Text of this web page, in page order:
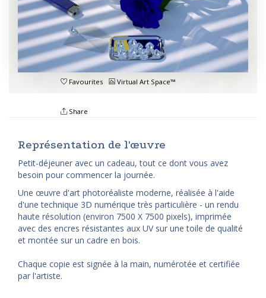
Favourites Virtual Art Space™
Share
Représentation de l'œuvre
Petit-déjeuner avec un cadeau, tout ce dont vous avez
besoin pour commencer la journée.
Une œuvre d'art photoréaliste moderne, réalisée à l'aide
d'une technique 3D numérique très particulière - un rendu
haute résolution (environ 7500 X 7500 pixels), imprimée
avec des encres résistantes aux UV sur une toile de qualité
et montée sur un cadre en bois.
Chaque copie est signée à la main, numérotée et certifiée
par l'artiste.